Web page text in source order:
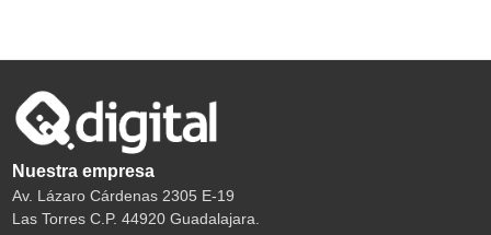
Nuestra empresa
Av. Lázaro Cárdenas 2305 E-19
Las Torres C.P. 44920 Guadalajara.